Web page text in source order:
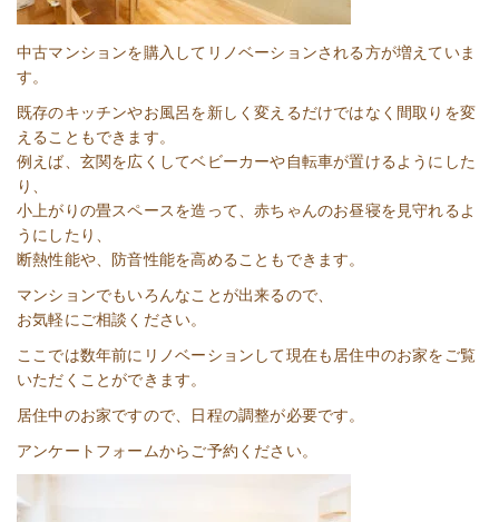
中古マンションを購入してリノベーションされる方が増えていま
す。
既存のキッチンやお風呂を新しく変えるだけではなく間取りを変
えることもできます。
例えば、玄関を広くしてベビーカーや自転車が置けるようにした
り、
小上がりの畳スペースを造って、赤ちゃんのお昼寝を見守れるよ
うにしたり、
断熱性能や、防音性能を高めることもできます。
マンションでもいろんなことが出来るので、
お気軽にご相談ください。
ここでは数年前にリノベーションして現在も居住中のお家をご覧
いただくことができます。
居住中のお家ですので、日程の調整が必要です。
アンケートフォームからご予約ください。